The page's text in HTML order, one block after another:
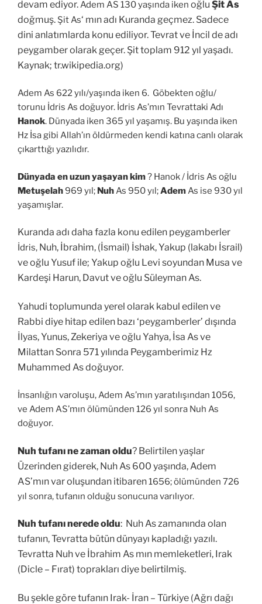
devam ediyor.Adem AS 130 yaşında iken oğlu Şit As
doğmuş. Şit As‘ mın adı Kuranda geçmez. Sadece
dini anlatımlarda konu ediliyor. Tevrat ve İncil de adı
peygamber olarak geçer. Şit toplam 912 yıl yaşadı.
Kaynak; tr.wikipedia.org)
Adem As 622 yılı/yaşında iken 6. Göbekten oğlu/
torunu İdris As doğuyor. İdris As’mın Tevrattaki Adı
Hanok. Dünyada iken 365 yıl yaşamış. Bu yaşında iken
Hz İsa gibi Allah’ın öldürmeden kendi katına canlı olarak
çıkarttığı yazılıdır.
Dünyada en uzun yaşayan kim? Hanok / İdris As oğlu
Metuşelah969 yıl; NuhAs 950 yıl;AdemAs ise 930 yıl
yaşamışlar.
Kuranda adı daha fazla konu edilen peygamberler
İdris, Nuh, İbrahim, (İsmail) İshak, Yakup (lakabı İsrail)
ve oğlu Yusuf ile; Yakup oğlu Levi soyundan Musa ve
Kardeşi Harun, Davut ve oğlu Süleyman As.
Yahudi toplumunda yerel olarak kabul edilen ve
Rabbi diye hitap edilen bazı ‘peygamberler’ dışında
İlyas, Yunus, Zekeriya ve oğlu Yahya, İsa As ve
Milattan Sonra 571 yılında Peygamberimiz Hz
Muhammed As doğuyor.
İnsanlığın varoluşu, Adem As’mın yaratılışından 1056,
ve Adem AS’mın ölümünden 126 yıl sonra Nuh As
doğuyor.
Nuh tufanı ne zaman oldu? Belirtilen yaşlar
Üzerinden giderek, Nuh As 600 yaşında, Adem
AS’mınvar oluşundan itibaren1656; ölümünden 726
yıl sonra, tufanın olduğu sonucuna varılıyor.
Nuh tufanı nerede oldu: Nuh As zamanında olan
tufanın, Tevratta bütün dünyayı kapladığı yazılı.
Tevratta Nuh ve İbrahim As mın memleketleri, Irak
(Dicle – Fırat) toprakları diye belirtilmiş.
Bu şekle göre tufanın Irak- İran – Türkiye (Ağrı dağı